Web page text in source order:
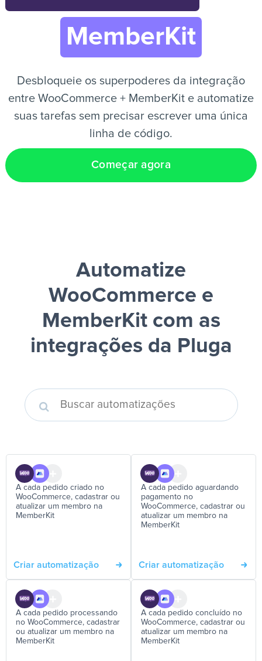
PT
MemberKit
Desbloqueie os superpoderes da integração
entre WooCommerce + MemberKit e automatize
suas tarefas sem precisar escrever uma única
linha de código.
Começar agora
Automatize
WooCommerce e
MemberKitcom as
integrações da Pluga
A cada pedido criado no
WooCommerce, cadastrar ou
atualizar um membro na
MemberKit
Criar automatização
A cada pedido aguardando
pagamento no
WooCommerce, cadastrar ou
atualizar um membro na
MemberKit
Criar automatização
A cada pedido processando
no WooCommerce, cadastrar
ou atualizar um membro na
MemberKit
A cada pedido concluído no
WooCommerce, cadastrar ou
atualizar um membro na
MemberKit